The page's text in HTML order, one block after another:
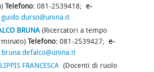
Telefono: 081-2539418; e-
guido.durso@unina.it
BRUNA (Ricercatori a tempo
Telefono: 081-2539427; e-
bruna.defalco@unina.it
FRANCESCA (Docenti di ruolo